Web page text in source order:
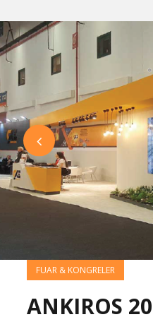
FUAR & KONGRELER
ANKIROS